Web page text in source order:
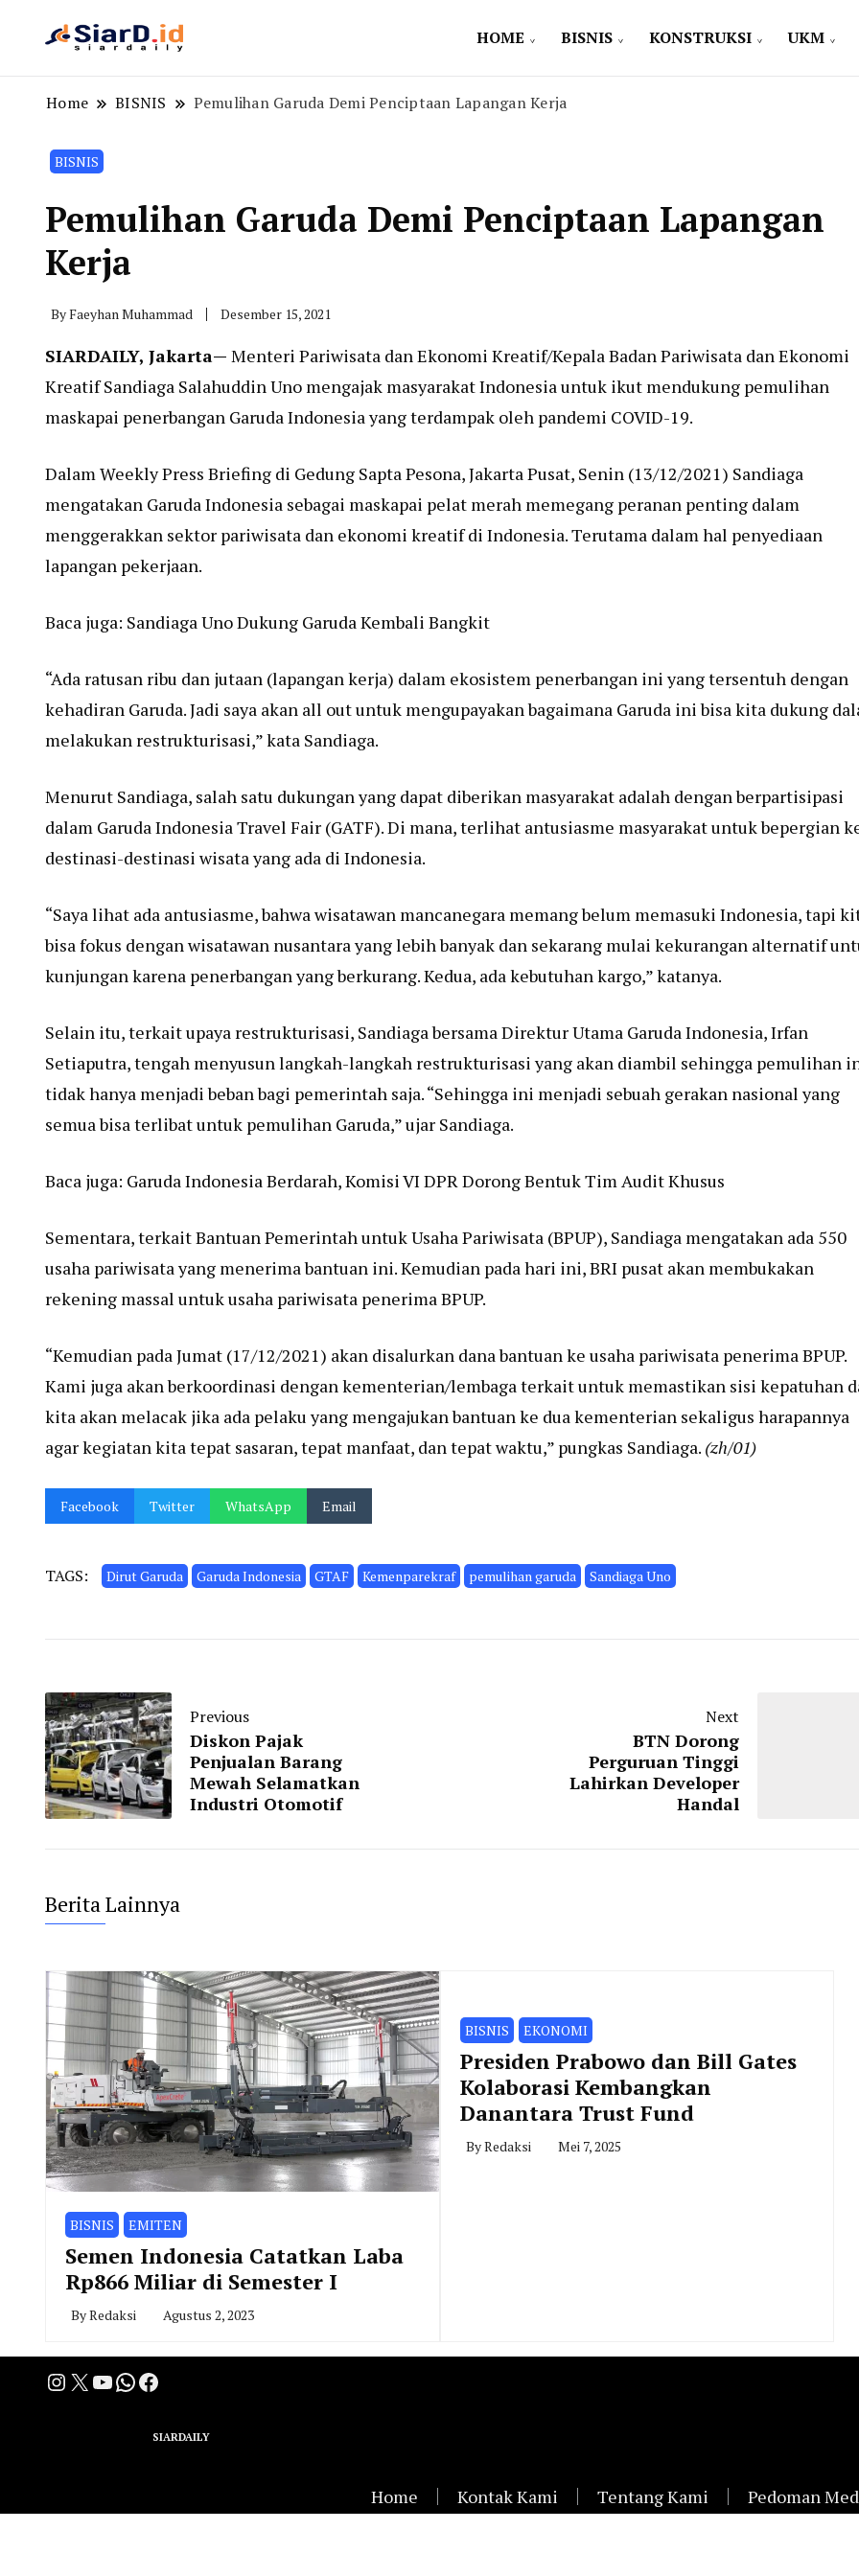
HOME BISNIS KONSTRUKSI UKM
Home BISNIS Pemulihan Garuda Demi Penciptaan Lapangan Kerja
BISNIS
Pemulihan Garuda Demi Penciptaan Lapangan
Kerja
ByFaeyhan Muhammad Desember 15, 2021
SIARDAILY, Jakarta— Menteri Pariwisata dan Ekonomi Kreatif/Kepala Badan Pariwisata dan Ekonomi
Kreatif Sandiaga Salahuddin Uno mengajak masyarakat Indonesia untuk ikut mendukung pemulihan
maskapai penerbangan Garuda Indonesia yang terdampak oleh pandemi COVID-19.
Dalam Weekly Press Briefing di Gedung Sapta Pesona, Jakarta Pusat, Senin (13/12/2021) Sandiaga
mengatakan Garuda Indonesia sebagai maskapai pelat merah memegang peranan penting dalam
menggerakkan sektor pariwisata dan ekonomi kreatif di Indonesia. Terutama dalam hal penyediaan
lapangan pekerjaan.
Baca juga: Sandiaga Uno Dukung Garuda Kembali Bangkit
“Ada ratusan ribu dan jutaan (lapangan kerja) dalam ekosistem penerbangan ini yang tersentuh dengan
kehadiran Garuda. Jadi saya akan all out untuk mengupayakan bagaimana Garuda ini bisa kita dukung
melakukan restrukturisasi,” kata Sandiaga.
Menurut Sandiaga, salah satu dukungan yang dapat diberikan masyarakat adalah dengan berpartisipasi
dalam Garuda Indonesia Travel Fair (GATF). Di mana, terlihat antusiasme masyarakat untuk bepergian
destinasi-destinasi wisata yang ada di Indonesia.
“Saya lihat ada antusiasme, bahwa wisatawan mancanegara memang belum memasuki Indonesia, tapi
bisa fokus dengan wisatawan nusantara yang lebih banyak dan sekarang mulai kekurangan alternatif
kunjungan karena penerbangan yang berkurang. Kedua, ada kebutuhan kargo,” katanya.
Selain itu, terkait upaya restrukturisasi, Sandiaga bersama Direktur Utama Garuda Indonesia, Irfan
Setiaputra, tengah menyusun langkah-langkah restrukturisasi yang akan diambil sehingga pemulihan
tidak hanya menjadi beban bagi pemerintah saja. “Sehingga ini menjadi sebuah gerakan nasional yang
semua bisa terlibat untuk pemulihan Garuda,” ujar Sandiaga.
Baca juga: Garuda Indonesia Berdarah, Komisi VI DPR Dorong Bentuk Tim Audit Khusus
Sementara, terkait Bantuan Pemerintah untuk Usaha Pariwisata (BPUP), Sandiaga mengatakan ada 550
usaha pariwisata yang menerima bantuan ini. Kemudian pada hari ini, BRI pusat akan membukakan
rekening massal untuk usaha pariwisata penerima BPUP.
“Kemudian pada Jumat (17/12/2021) akan disalurkan dana bantuan ke usaha pariwisata penerima BPUP.
Kami juga akan berkoordinasi dengan kementerian/lembaga terkait untuk memastikan sisi kepatuhan
kita akan melacak jika ada pelaku yang mengajukan bantuan ke dua kementerian sekaligus harapannya
agar kegiatan kita tepat sasaran, tepat manfaat, dan tepat waktu,” pungkas Sandiaga. (zh/01)
Facebook Twitter WhatsApp Email
TAGS: Dirut Garuda Garuda Indonesia GTAF Kemenparekraf pemulihan garuda Sandiaga Uno
Previous
Diskon Pajak
Penjualan Barang
Mewah Selamatkan
Industri Otomotif
Next
BTN Dorong
Perguruan Tinggi
Lahirkan Developer
Handal
Berita Lainnya
BISNIS EMITEN
Semen Indonesia Catatkan Laba
Rp866 Miliar di Semester I
ByRedaksi Agustus 2, 2023
BISNIS EKONOMI
Presiden Prabowo dan Bill Gates
Kolaborasi Kembangkan
Danantara Trust Fund
ByRedaksi Mei 7, 2025
Instagram
X YouTube
WhatsApp
Facebook
SIARDAILY
Home Kontak Kami Tentang Kami Pedoman